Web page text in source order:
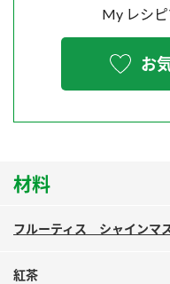
スペシャルサイト
お酢を知ろう！
すしラボ
納豆の豆知識
販売終了製品のご案内
よくあるご質問
ミツカン公式通販
My レシ
お
材料
フルーティス シャインマ
紅茶